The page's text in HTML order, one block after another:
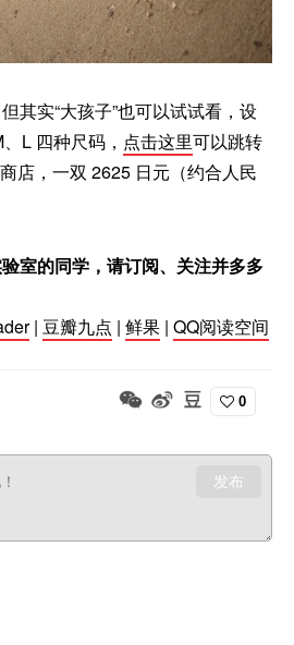
其实“大孩子”也可以试试看，设
L 四种尺码， 点击这里可以跳转
店，一双 2625 日元（约合人民
室的同学，请订阅、关注并多多
| 豆瓣九点 | 鲜果 | QQ阅读空间
0
发布